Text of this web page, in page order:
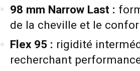
98 mm Narrow Last :
de la cheville et le
Flex 95 : rigidité
recherchant